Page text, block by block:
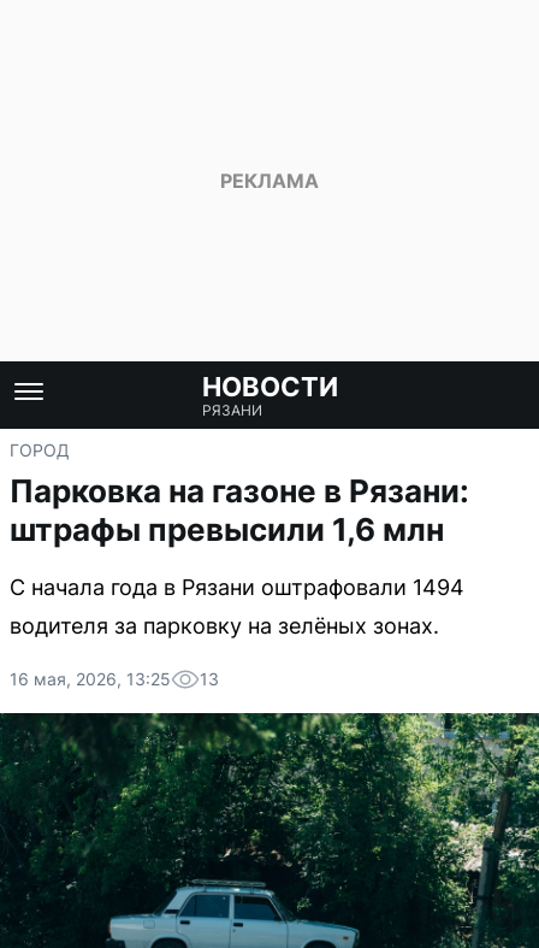
НОВОСТИ
РЯЗАНИ
ГОРОД
Парковка на газоне в Рязани:
штрафы превысили 1,6 млн
С начала года в Рязани оштрафовали 1494
водителя за парковку на зелёных зонах.
16 мая, 2026, 13:25 13